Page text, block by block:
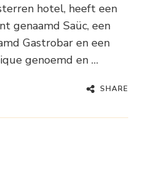
hotel, heeft een
genaamd Saüc, een
Gastrobar en een
genoemd en …
SHARE